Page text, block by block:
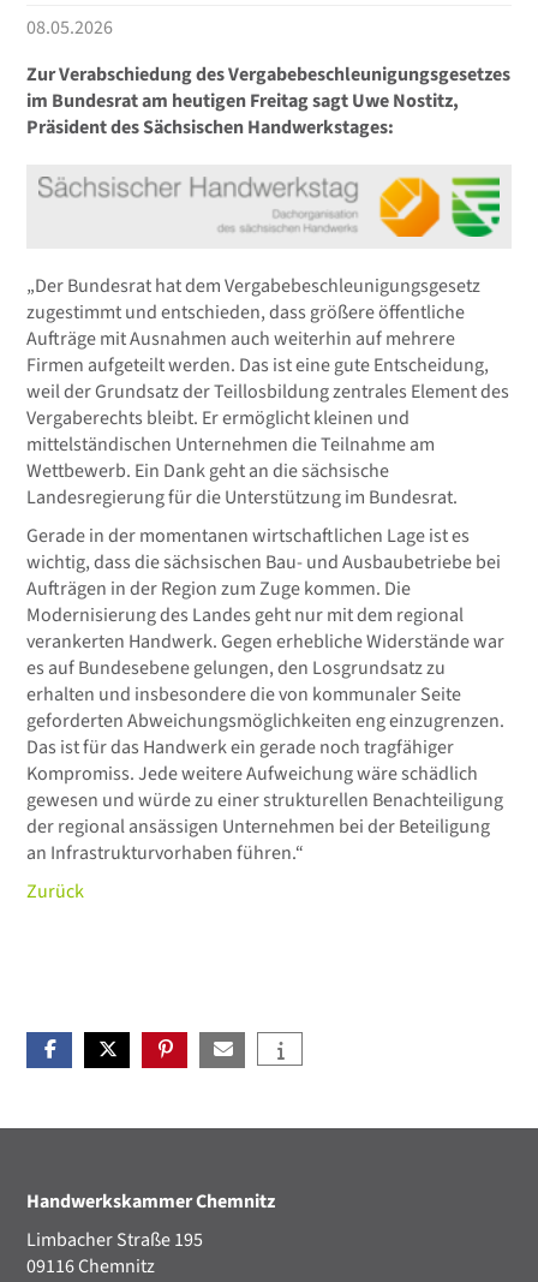
08.05.2026
Zur Verabschiedung des Vergabebeschleunigungsgesetzes
im Bundesrat am heutigen Freitag sagt Uwe Nostitz,
Präsident des Sächsischen Handwerkstages:
„Der Bundesrat hat dem Vergabebeschleunigungsgesetz
zugestimmt und entschieden, dass größere öffentliche
Aufträge mit Ausnahmen auch weiterhin auf mehrere
Firmen aufgeteilt werden. Das ist eine gute Entscheidung,
weil der Grundsatz der Teillosbildung zentrales Element des
Vergaberechts bleibt. Er ermöglicht kleinen und
mittelständischen Unternehmen die Teilnahme am
Wettbewerb. Ein Dank geht an die sächsische
Landesregierung für die Unterstützung im Bundesrat.
Gerade in der momentanen wirtschaftlichen Lage ist es
wichtig, dass die sächsischen Bau- und Ausbaubetriebe bei
Aufträgen in der Region zum Zuge kommen. Die
Modernisierung des Landes geht nur mit dem regional
verankerten Handwerk. Gegen erhebliche Widerstände war
es auf Bundesebene gelungen, den Losgrundsatz zu
erhalten und insbesondere die von kommunaler Seite
geforderten Abweichungsmöglichkeiten eng einzugrenzen.
Das ist für das Handwerk ein gerade noch tragfähiger
Kompromiss. Jede weitere Aufweichung wäre schädlich
gewesen und würde zu einer strukturellen Benachteiligung
der regional ansässigen Unternehmen bei der Beteiligung
an Infrastrukturvorhaben führen.“
Zurück
Handwerkskammer Chemnitz
Limbacher Straße 195
09116 Chemnitz